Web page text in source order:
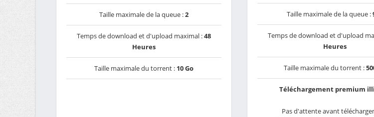
Taille maximale de la queue :2
Temps de download et d'upload maximal :48
Heures
Taille maximale du torrent : 10 Go
Taille maximale de la queue :
Temps de download et d'upload
Heures
Taille maximale du torrent :
Téléchargement premium
Pas d'attente avant